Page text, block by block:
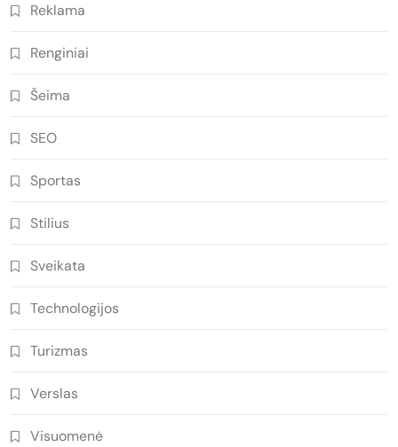
Reklama
Renginiai
Šeima
SEO
Sportas
Stilius
Sveikata
Technologijos
Turizmas
Verslas
Visuomenė